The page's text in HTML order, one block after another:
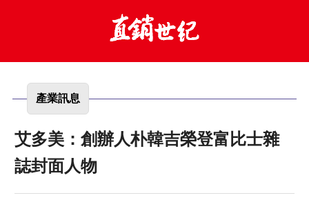
產業訊息
艾多美：創辦人朴韓吉榮登富比士雜
誌封面人物